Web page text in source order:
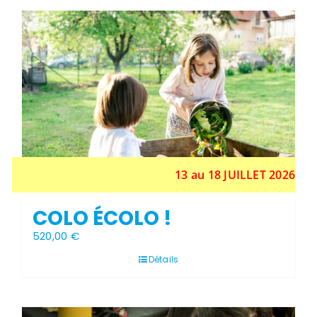
variations.
Les
options
peuvent
être
choisies
sur
la
page
du
produit
13 au 18 JUILLET 2026
COLO ÉCOLO !
520,00 €
Détails